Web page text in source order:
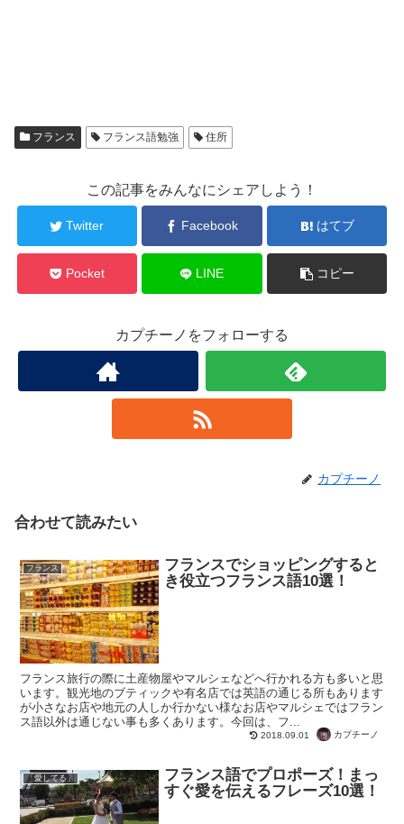
フランス フランス語勉強 住所
この記事をみんなにシェアしよう！
Twitter Facebook はてブ
Pocket LINE コピー
カプチーノをフォローする
カプチーノ
合わせて読みたい
フランス
フランスでショッピングすると
き役立つフランス語10選！
フランス旅行の際に土産物屋やマルシェなどへ行かれる方も多いと思
います。観光地のブティックや有名店では英語の通じる所もあります
が小さなお店や地元の人しか行かない様なお店やマルシェではフラン
ス語以外は通じない事も多くあります。今回は、フ...
2018.09.01 カプチーノ
「愛してる」
フランス語でプロポーズ！まっ
すぐ愛を伝えるフレーズ10選！